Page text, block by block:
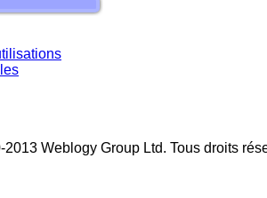
Weblogy Group Ltd. Tous droits